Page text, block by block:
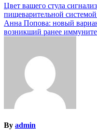
Навигация
по
записям
Цвет вашего стула
пищеварительной
Анна Попова: новый
возникший ранее
By admin